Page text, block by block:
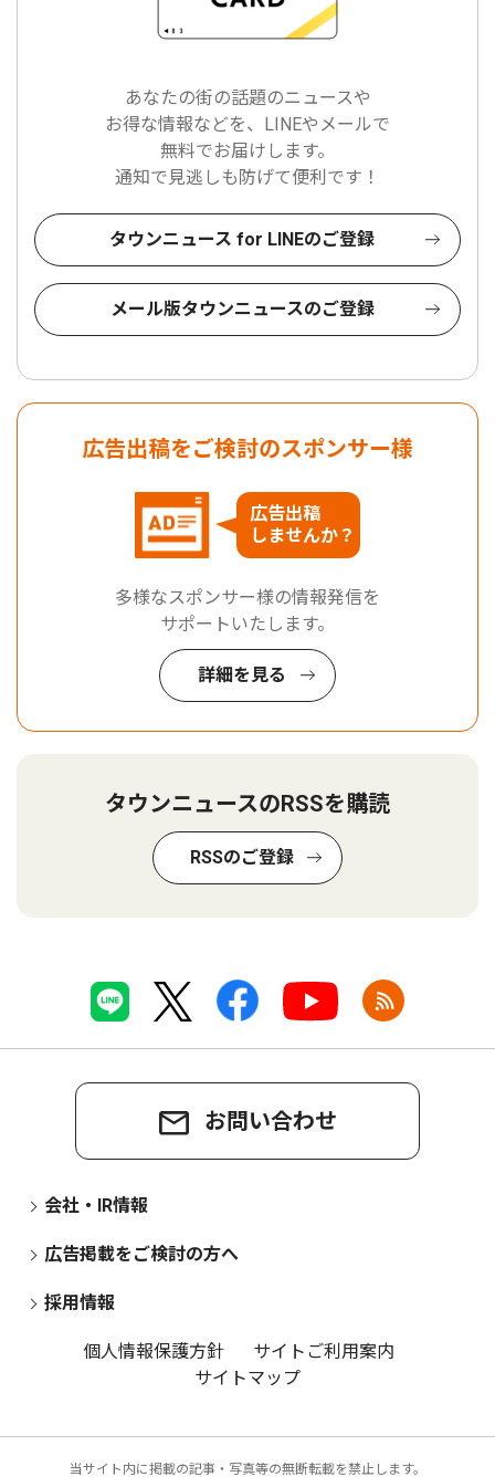
あなたの街の話題のニュースや
お得な情報などを、LINEやメールで
無料でお届けします。
通知で見逃しも防げて便利です！
タウンニュース for LINEのご登録
メール版タウンニュースのご登録
広告出稿をご検討のスポンサー様
広告出稿
しませんか？
多様なスポンサー様の情報発信を
サポートいたします。
詳細を見る
タウンニュースのRSSを購読
RSSのご登録
お問い合わせ
会社・IR情報
広告掲載をご検討の方へ
採用情報
個人情報保護方針
サイトご利用案内
サイトマップ
当サイト内に掲載の記事・写真等の無断転載を禁止します。